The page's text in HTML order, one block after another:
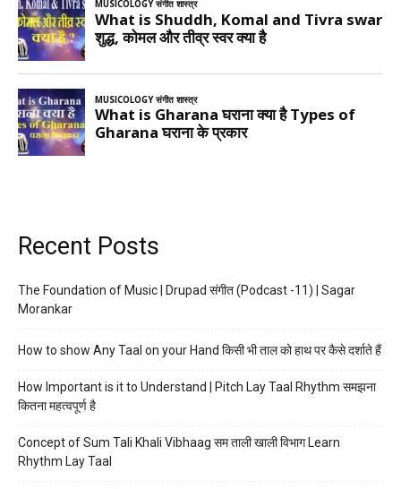
Recent Posts
The Foundation of Music | Drupad संगीत (Podcast -11) | Sagar
Morankar
How to show Any Taal on your Hand किसी भी ताल को हाथ पर कैसे दर्शाते हैं
How Important is it to Understand | Pitch Lay Taal Rhythm समझना
कितना महत्वपूर्ण है
Concept of Sum Tali Khali Vibhaag सम ताली खाली विभाग Learn
Rhythm Lay Taal